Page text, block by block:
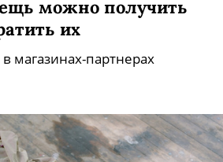
выпустило дроп
серебра и панамами
сумки-шоперы и футболки.